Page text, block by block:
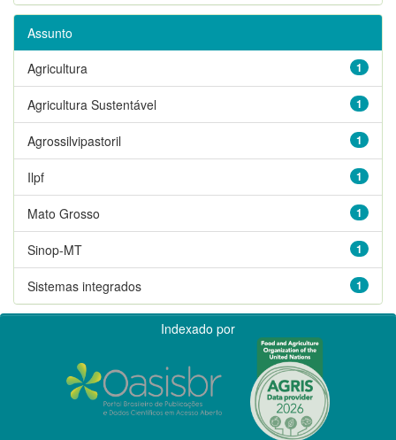
Assunto
1
Agricultura
1
Agricultura Sustentável
1
Agrossilvipastoril
1
Ilpf
1
Mato Grosso
1
Sinop-MT
1
Sistemas integrados
Indexado por